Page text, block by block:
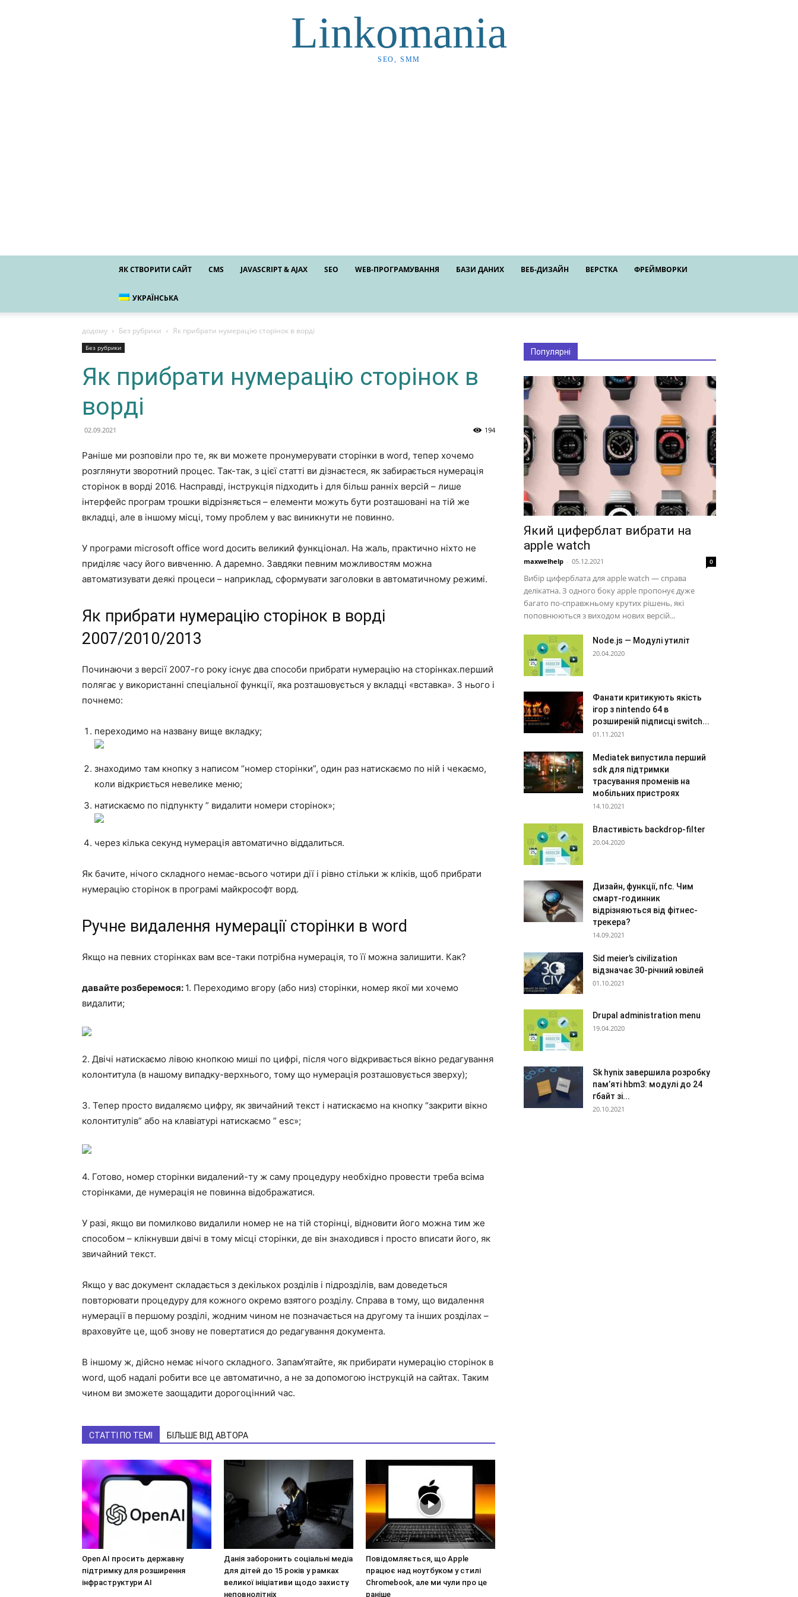
Linkomania
SEO, SMM
ЯК СТВОРИТИ САЙТ CMS JAVASCRIPT & AJAX SEO WEB-ПРОГРАМУВАННЯ БАЗИ ДАНИХ ВЕБ-ДИЗАЙН ВЕРСТКА ФРЕЙМВОРКИ
УКРАЇНСЬКА
додому Без рубрики Як прибрати нумерацію сторінок в ворді
Без рубрики
Як прибрати нумерацію сторінок в
ворді
02.09.2021 194
Раніше ми розповіли про те, як ви можете пронумерувати сторінки в word, тепер хочемо
розглянути зворотний процес. Так-так, з цієї статті ви дізнаєтеся, як забирається нумерація
сторінок в ворді 2016. Насправді, інструкція підходить і для більш ранніх версій – лише
інтерфейс програм трошки відрізняється – елементи можуть бути розташовані на тій же
вкладці, але в іншому місці, тому проблем у вас виникнути не повинно.
У програми microsoft office word досить великий функціонал. На жаль, практично ніхто не
приділяє часу його вивченню. А даремно. Завдяки певним можливостям можна
автоматизувати деякі процеси – наприклад, сформувати заголовки в автоматичному режимі.
Як прибрати нумерацію сторінок в ворді
2007/2010/2013
Починаючи з версії 2007-го року існує два способи прибрати нумерацію на сторінках.перший
полягає у використанні спеціальної функції, яка розташовується у вкладці «вставка». З нього і
почнемо:
переходимо на названу вище вкладку;
знаходимо там кнопку з написом “номер сторінки”, один раз натискаємо по ній і чекаємо,
коли відкриється невелике меню;
натискаємо по підпункту ” видалити номери сторінок»;
через кілька секунд нумерація автоматично віддалиться.
Як бачите, нічого складного немає-всього чотири дії і рівно стільки ж кліків, щоб прибрати
нумерацію сторінок в програмі майкрософт ворд.
Ручне видалення нумерації сторінки в word
Якщо на певних сторінках вам все-таки потрібна нумерація, то її можна залишити. Как?
давайте розберемося: 1. Переходимо вгору (або низ) сторінки, номер якої ми хочемо
видалити;
2. Двічі натискаємо лівою кнопкою миші по цифрі, після чого відкривається вікно редагування
колонтитула (в нашому випадку-верхнього, тому що нумерація розташовується зверху);
3. Тепер просто видаляємо цифру, як звичайний текст і натискаємо на кнопку “закрити вікно
колонтитулів” або на клавіатурі натискаємо ” esc»;
4. Готово, номер сторінки видалений-ту ж саму процедуру необхідно провести треба всіма
сторінками, де нумерація не повинна відображатися.
У разі, якщо ви помилково видалили номер не на тій сторінці, відновити його можна тим же
способом – клікнувши двічі в тому місці сторінки, де він знаходився і просто вписати його, як
звичайний текст.
Якщо у вас документ складається з декількох розділів і підрозділів, вам доведеться
повторювати процедуру для кожного окремо взятого розділу. Справа в тому, що видалення
нумерації в першому розділі, жодним чином не позначається на другому та інших розділах –
враховуйте це, щоб знову не повертатися до редагування документа.
В іншому ж, дійсно немає нічого складного. Запам’ятайте, як прибирати нумерацію сторінок в
word, щоб надалі робити все це автоматично, а не за допомогою інструкцій на сайтах. Таким
чином ви зможете заощадити дорогоцінний час.
СТАТТІ ПО ТЕМІ БІЛЬШЕ ВІД АВТОРА
Open AI просить державну
підтримку для розширення
інфраструктури AI
Данія заборонить соціальні медіа
для дітей до 15 років у рамках
великої ініціативи щодо захисту
неповнолітніх
Повідомляється, що Apple
працює над ноутбуком у стилі
Chromebook, але ми чули про це
раніше
Популярні
Який циферблат вибрати на
apple watch
maxwelhelp - 05.12.2021 0
Вибір циферблата для apple watch — справа
делікатна. З одного боку apple пропонує дуже
багато по-справжньому крутих рішень, які
поповнюються з виходом нових версій...
Node.js — Модулі утиліт
20.04.2020
Фанати критикують якість
ігор з nintendo 64 в
розширеній підписці switch...
01.11.2021
Mediatek випустила перший
sdk для підтримки
трасування променів на
мобільних пристроях
14.10.2021
Властивість backdrop-filter
20.04.2020
Дизайн, функції, nfc. Чим
смарт-годинник
відрізняються від фітнес-
трекера?
14.09.2021
Sid meier’s civilization
відзначає 30-річний ювілей
01.10.2021
Drupal administration menu
19.04.2020
Sk hynix завершила розробку
пам’яті hbm3: модулі до 24
гбайт зі...
20.10.2021